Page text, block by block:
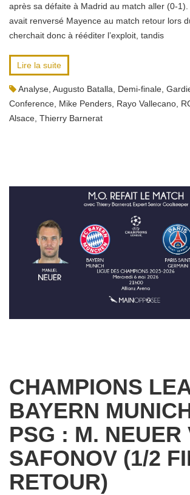
après sa défaite à Madrid au match aller (0-
avait renversé Mayence au match retour lors
cherchait donc à rééditer l’exploit, tandis
Lire la suite
Analyse Augusto Batalla Demi-finale
Conference Mike Penders Rayo Vallecano
Alsace Thierry Barnerat
CHAMPIONS
BAYERN
PSG : M. NEUER
SAFONOV (1/2
RETOUR)